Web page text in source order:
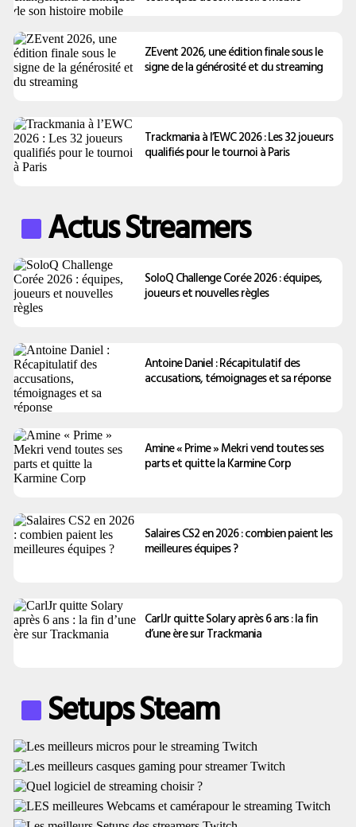
ZEvent 2026, une édition finale sous le
signe de la générosité et du streaming
Trackmania à l’EWC 2026 : Les 32 joueurs
qualifiés pour le tournoi à Paris
Actus Streamers
SoloQ Challenge Corée 2026 : équipes,
joueurs et nouvelles règles
Antoine Daniel : Récapitulatif des
accusations, témoignages et sa réponse
Amine « Prime » Mekri vend toutes ses
parts et quitte la Karmine Corp
Salaires CS2 en 2026 : combien paient les
meilleures équipes ?
CarlJr quitte Solary après 6 ans : la fin
d’une ère sur Trackmania
Setups Steam